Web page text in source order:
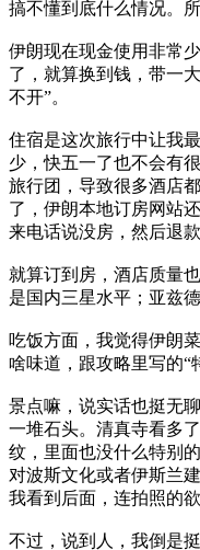
搞不懂到底什么情况。
伊朗现在现金使用非常
了，就算换到钱，带一
不开”。
住宿是这次旅行中让我
少，快五一了也不会有
旅行团，导致很多酒店
了，伊朗本地订房网站
来电话说没房，然后退
就算订到房，酒店质量
是国内三星水平；亚兹
吃饭方面，我觉得伊朗
啥味道，跟攻略里写的“
景点嘛，说实话也挺无
一堆石头。清真寺看多
纹，里面也没什么特别
对波斯文化或者伊斯兰
我看到后面，连拍照的欲
不过，说到人，我倒是